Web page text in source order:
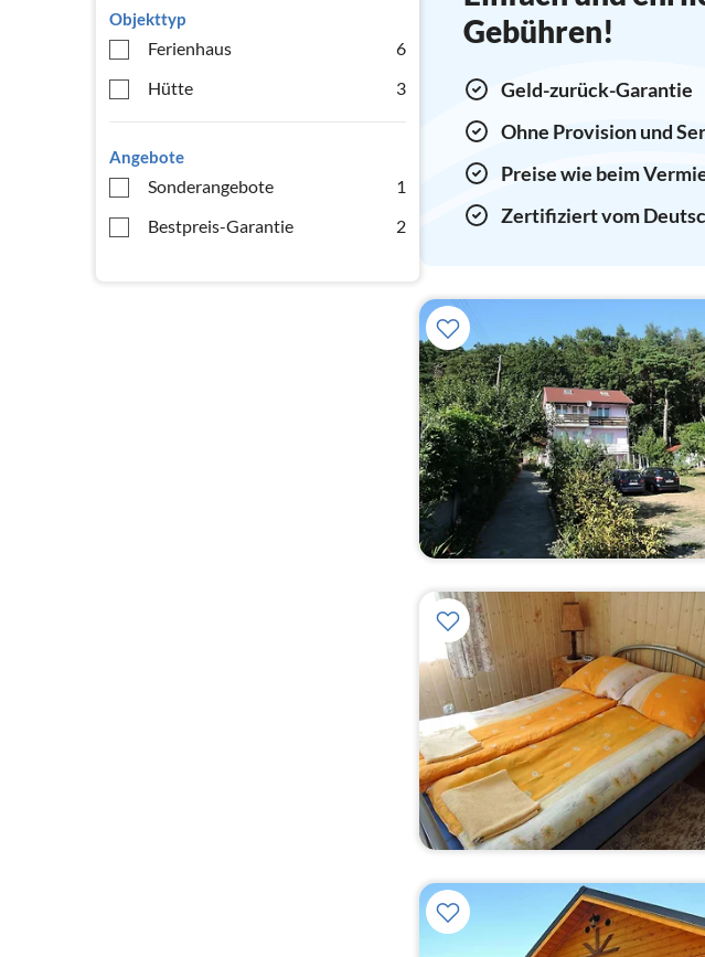
Objekttyp
Ferienhaus
6
Hütte
3
Angebote
Sonderangebote
1
Bestpreis-Garantie
2
Gebühren!
Geld-zurück-Garantie
Ohne Provision und
Preise wie beim
Zertifiziert vom